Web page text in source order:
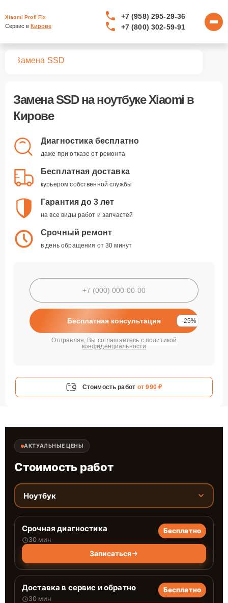
Xiaomi Profi Fix
Сервис в Кирове
+7 (958) 295-29-36
+7 (800) 302-59-91
Замена SSD
Замена SSDна ноутбуке Xiaomi в
Кирове
Диагностика бесплатно
даже при отказе от ремонта
Бесплатная доставка
курьером собственной службы
Гарантия до 3 лет
на все виды работ и запчастей
Срочный ремонт
в день обращения от 30 минут
Бесплатная консультация -25%
Отправляя, Вы соглашаетесь с политикой
конфиденциальности
Стоимость работ от 990 ₽
АКТУАЛЬНЫЕ ЦЕНЫ
Стоимость работ
Ноутбук
Срочная диагностика
30 мин
Бесплатно
Записаться
Доставка в сервис и обратно
30 мин
Бесплатно